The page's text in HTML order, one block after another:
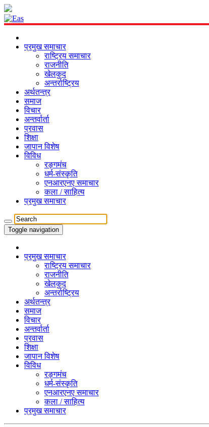
प्रमुख समाचार
राष्ट्रिय समाचार
राजनीति
खेलकुद
अन्तर्राष्ट्रिय
अर्थतन्त्र
समाज
विचार
अन्तर्वार्ता
प्रवास
शिक्षा
जापान विशेष
विविध
रङ्गमंच
धर्म-संस्कृति
एनआरएनए समाचार
कला / साहित्य
प्रमुख समाचार
Toggle navigation
प्रमुख समाचार
राष्ट्रिय समाचार
राजनीति
खेलकुद
अन्तर्राष्ट्रिय
अर्थतन्त्र
समाज
विचार
अन्तर्वार्ता
प्रवास
शिक्षा
जापान विशेष
विविध
रङ्गमंच
धर्म-संस्कृति
एनआरएनए समाचार
कला / साहित्य
प्रमुख समाचार